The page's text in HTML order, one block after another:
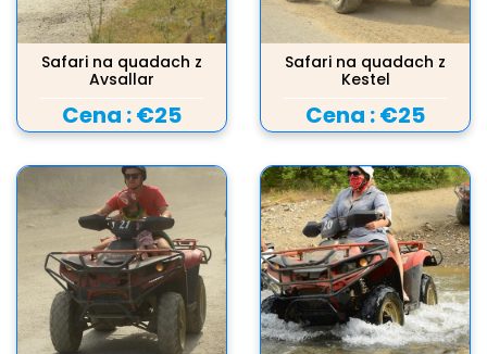
Safari na quadach z
Avsallar
Cena :€25
Safari na quadach z
Kestel
Cena :€25